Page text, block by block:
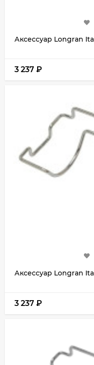
Аксессуар Longran
3 237 ₽
Аксессуар Longran
3 237 ₽